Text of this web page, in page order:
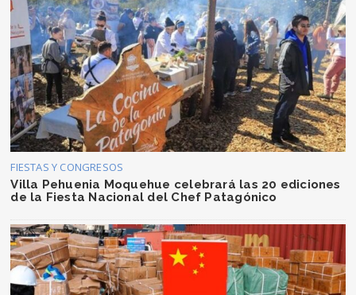
FIESTAS Y CONGRESOS
Villa Pehuenia Moquehue celebrará las 20 ediciones
de la Fiesta Nacional del Chef Patagónico